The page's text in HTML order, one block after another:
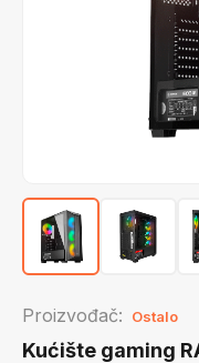
Proizvođač: Ostalo
Kućište gaming